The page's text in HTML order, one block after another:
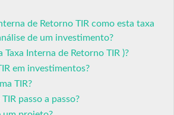
de Retorno TIR como esta taxa
de um investimento?
Interna de Retorno TIR )?
em investimentos?
TIR?
passo a passo?